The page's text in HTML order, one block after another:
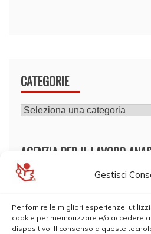
Gestisci
Per fornire le migliori esperienze,
cookie per memorizzare e/o accedere
dispositivo. Il consenso a queste
CATEGORIE
CATEGORIE
AGENZIA PER IL LAVORO